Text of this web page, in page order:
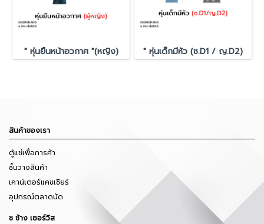
" หุ่นยืนหน้าอวกาศ "(หญิง) " หุ่นเด็กมีหัว (ช.D1 / ญ.D2)
สินค้าของเรา
ตู้แช่เพื่อการค้า
ชั้นวางสินค้า
เคาน์เตอร์แคชเชียร์
อุปกรณ์ตลาดนัด
ช ช้าง เซอร์วิส